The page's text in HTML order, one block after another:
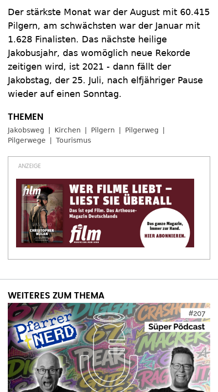
Der stärkste Monat war der August mit 60.415
Pilgern, am schwächsten war der Januar mit
1.628 Finalisten. Das nächste heilige
Jakobusjahr, das womöglich neue Rekorde
zeitigen wird, ist 2021 - dann fällt der
Jakobstag, der 25. Juli, nach elfjähriger Pause
wieder auf einen Sonntag.
Jakobsweg Kirchen Pilgern
Pilgerweg
Pilgerwege
Tourismus
WEITERES ZUM THEMA